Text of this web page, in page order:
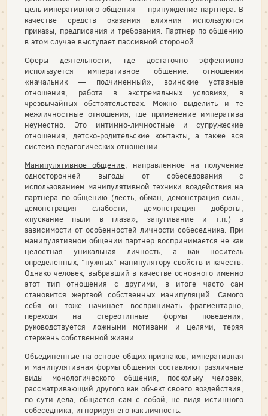
цель императивного общения — принуждение партнера. В
качестве средств оказания влияния используются
приказы, предписания и требования. Партнер по общению
в этом случае выступает пассивной стороной.
Сферы деятельности, где достаточно эффективно
используется императивное общение: отношения
«начальник — подчиненный», воинские уставные
отношения, работа в экстремальных условиях, в
чрезвычайных обстоятельствах. Можно выделить и те
межличностные отношения, где применение императива
неуместно. Это интимно-личностные и супружеские
отношения, детско-родительские контакты, а также вся
система педагогических отношении.
Манипулятивное общение, направленное на получение
односторонней выгоды от собеседования с
использованием манипулятивной техники воздействия на
партнера по общению (лесть, обман, демонстрация силы,
демонстрация слабости, демонстрация доброты,
«пускание пыли в глаза», запугивание и т.п.) в
зависимости от особенностей личности собеседника. При
манипулятивном общении партнер воспринимается не как
целостная уникальная личность, а как носитель
определенных, "нужных" манипулятору свойств и качеств.
Однако че­ловек, выбравший в качестве основного именно
этот тип отношения с другими, в итоге часто сам
становится жертвой собственных манипуляций. Самого
себя он тоже начинает воспринимать фрагментарно,
переходя на стереотипные формы поведения,
руководствуется ложными мотивами и целями, теряя
стержень собственной жизни.
Объединенные на основе общих признаков, императивная
и манипулятивная формы общения составляют различные
виды монологического общения, поскольку человек,
рассматривающий другого как объект своего воздействия,
по сути дела, общается сам с собой, не видя истинного
собеседника, игнорируя его как личность.